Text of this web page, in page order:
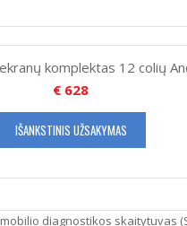
komplektas 12 colių
€ 628
IŠANKSTINIS UŽSAKYMAS